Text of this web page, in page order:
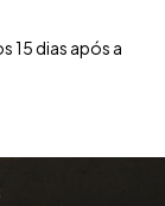
15 dias após a